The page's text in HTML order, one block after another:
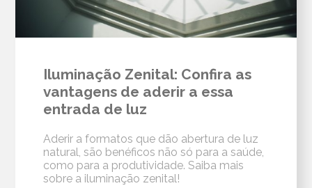
Iluminação Zenital: Confira as
vantagens de aderir a essa
entrada de luz
Aderir a formatos que dão abertura de luz
natural, são benéficos não só para a saúde,
como para a produtividade. Saiba mais
sobre a iluminação zenital!